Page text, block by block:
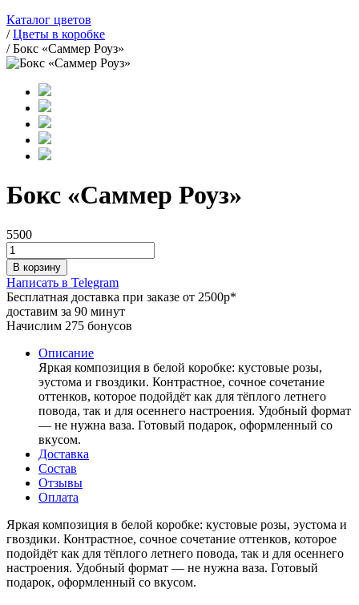
Каталог цветов
/Цветы в коробке
/Бокс «Саммер Роуз»
Бокс «Саммер Роуз»
5500
В корзину
Написать в Telegram
Бесплатная доставка при заказе от 2500р*
доставим за 90 минут
Начислим 275 бонусов
Описание
Яркая композиция в белой коробке: кустовые розы,
эустома и гвоздики. Контрастное, сочное сочетание
оттенков, которое подойдёт как для тёплого летнего
повода, так и для осеннего настроения. Удобный формат
— не нужна ваза. Готовый подарок, оформленный со
вкусом.
Доставка
Состав
Отзывы
Оплата
Яркая композиция в белой коробке: кустовые розы, эустома и
гвоздики. Контрастное, сочное сочетание оттенков, которое
подойдёт как для тёплого летнего повода, так и для осеннего
настроения. Удобный формат — не нужна ваза. Готовый
подарок, оформленный со вкусом.